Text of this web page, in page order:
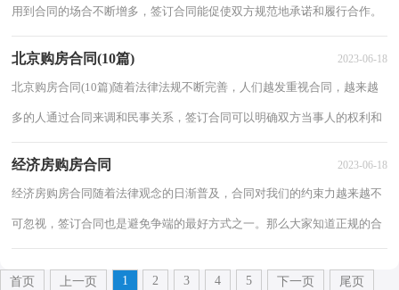
用到合同的场合不断增多，签订合同能促使双方规范地承诺和履行合作。
北京购房合同(10篇) 2023-06-18
北京购房合同(10篇)随着法律法规不断完善，人们越发重视合同，越来越
多的人通过合同来调和民事关系，签订合同可以明确双方当事人的权利和
经济房购房合同 2023-06-18
经济房购房合同随着法律观念的日渐普及，合同对我们的约束力越来越不
可忽视，签订合同也是避免争端的最好方式之一。那么大家知道正规的合
首页 上一页 1 2 3 4 5 下一页 尾页